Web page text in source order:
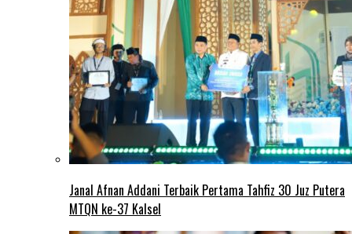
Janal Afnan Addani Terbaik Pertama Tahfiz 30 Juz Putera
MTQN ke-37 Kalsel